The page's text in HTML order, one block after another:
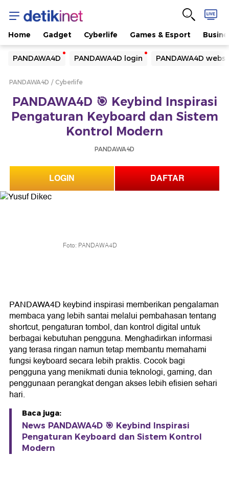
Home Gadget Cyberlife Games & Esport
PANDAWA4D PANDAWA4D login PANDAWA4D
Yang sedang ramai dicari
Loading...
Loading...
PANDAWA4D Cyberlife
PANDAWA4D 🎯 Keybind Inspirasi
Pengaturan Keyboard dan Sistem
Kontrol Modern
PANDAWA4D
LOGIN DAFTAR
Foto: PANDAWA4D
PANDAWA4D keybind inspirasi memberikan pengalaman
membaca yang lebih santai melalui pembahasan tentang
shortcut, pengaturan tombol, dan kontrol digital untuk
berbagai kebutuhan pengguna. Menghadirkan informasi
yang terasa ringan namun tetap membantu memahami
fungsi keyboard secara lebih praktis. Cocok bagi
pengguna yang menikmati dunia teknologi, gaming, dan
penggunaan perangkat dengan akses lebih efisien sehari
hari.
Baca juga:
News PANDAWA4D 🎯 Keybind Inspirasi
Pengaturan Keyboard dan Sistem Kontrol
Modern